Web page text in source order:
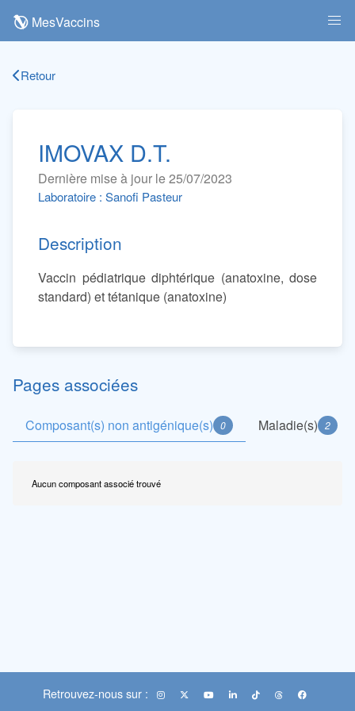
MesVaccins
Retour
IMOVAX D.T.
Dernière mise à jour le 25/07/2023
Laboratoire : Sanofi Pasteur
Description
Vaccin pédiatrique diphtérique (anatoxine, dose
standard) et tétanique (anatoxine)
Pages associées
Composant(s) non antigénique(s) 0 Maladie(s) 2
Aucun composant associé trouvé
Retrouvez-nous sur :